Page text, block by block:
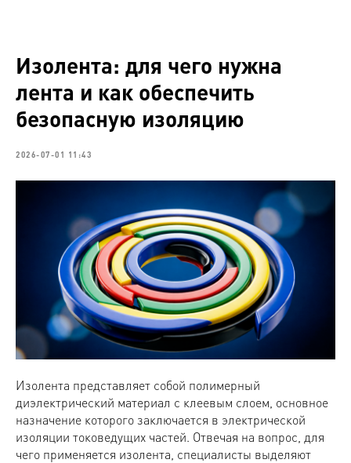
Изолента: для чего нужна
лента и как обеспечить
безопасную изоляцию
2026-07-01 11:43
Изолента представляет собой полимерный
диэлектрический материал с клеевым слоем, основное
назначение которого заключается в электрической
изоляции токоведущих частей. Отвечая на вопрос, для
чего применяется изолента, специалисты выделяют